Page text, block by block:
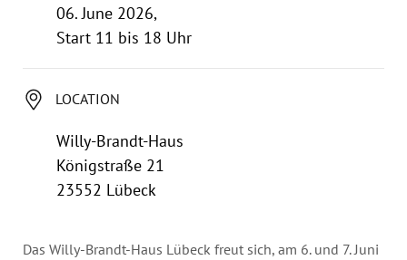
Organigram
06. June 2026,
Start 11 bis 18 Uhr
LOCATION
Willy-Brandt-Haus
Königstraße 21
23552 Lübeck
Das Willy-Brandt-Haus Lübeck freut sich, am 6. und 7. Juni